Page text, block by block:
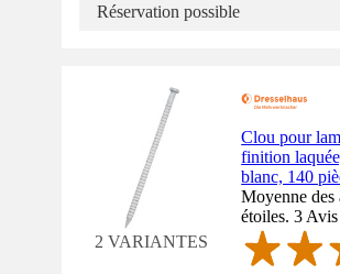
Réservation possible
2 VARIANTES
Clou pour
finition
blanc, 140
Moyenne des
étoiles. 3